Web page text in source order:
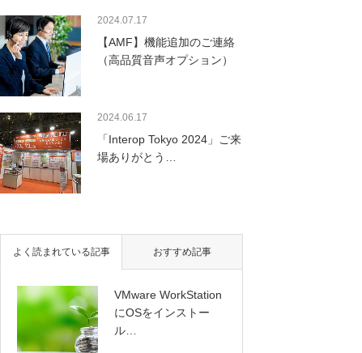
2024.07.17
【AMF】機能追加のご連絡
（高品質音声オプション）
2024.06.17
「Interop Tokyo 2024」ご来
場ありがとう…
よく読まれている記事 おすすめ記事
VMware WorkStation
にOSをインストー
ル…